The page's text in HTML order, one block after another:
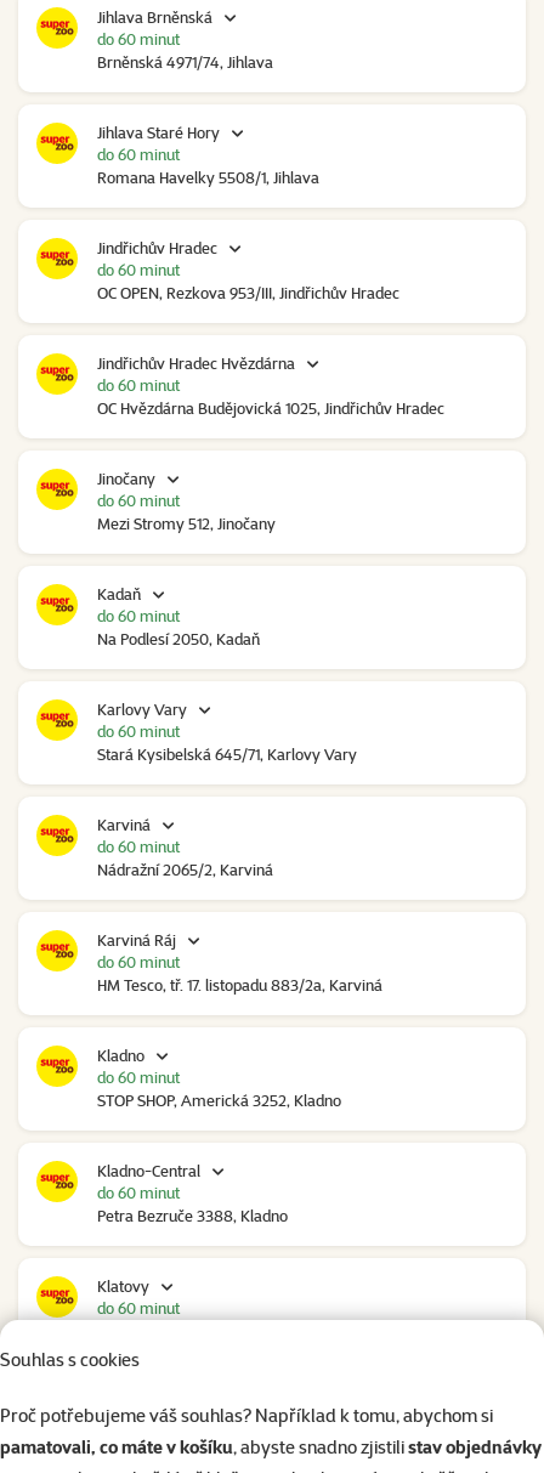
Souhlas s cookies
Proč potřebujeme váš souhlas? Například k tomu, abychom si
pamatovali, co máte v košíku, abyste snadno zjistilistav objednávky
Jihlava Brněnská
Brněnská 4971/74, Jihlava
do 60 minut
Jihlava Staré Hory
Romana Havelky 5508/1, Jihlava
do 60 minut
Jindřichův Hradec
OC OPEN, Rezkova 953/III, Jindřichův Hradec
do 60 minut
Jindřichův Hradec Hvězdárna
OC Hvězdárna Budějovická 1025, Jindřichův Hradec
do 60 minut
Jinočany
Mezi Stromy 512, Jinočany
do 60 minut
Kadaň
Na Podlesí 2050, Kadaň
do 60 minut
Karlovy Vary
Stará Kysibelská 645/71, Karlovy Vary
do 60 minut
Karviná
Nádražní 2065/2, Karviná
do 60 minut
Karviná Ráj
HM Tesco, tř. 17. listopadu 883/2a, Karviná
do 60 minut
Kladno
STOP SHOP, Americká 3252, Kladno
do 60 minut
Kladno-Central
Petra Bezruče 3388, Kladno
do 60 minut
Klatovy
do 60 minut
Polepská 979, Kolín
do 60 minut